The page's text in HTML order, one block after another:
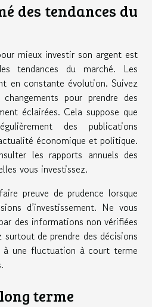
des tendances du
mieux investir son argent est
tendances du marché. Les
en constante évolution. Suivez
pour prendre des
éclairées. Cela suppose que
des publications
économique et politique.
les rapports annuels des
vous investissez.
preuve de prudence lorsque
d’investissement. Ne vous
des informations non vérifiées
surtout de prendre des décisions
à une fluctuation à court terme
terme